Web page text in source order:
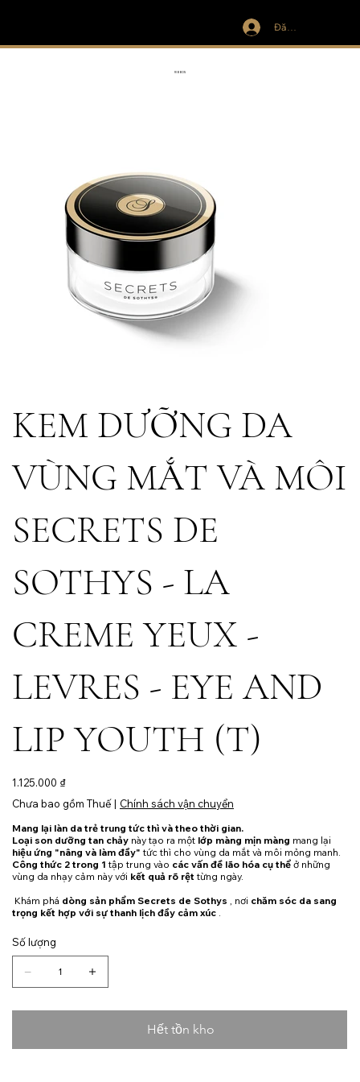
Đăng nhập
RIBBON
KEM DƯỠNG DA
VÙNG MẮT VÀ MÔI
SECRETS DE
SOTHYS - LA
CREME YEUX -
LEVRES - EYE AND
LIP YOUTH (T)
Giá
1.125.000 ₫
Chưa bao gồm Thuế | Chính sách vận chuyển
Mang lại làn da trẻ trung tức thì và theo thời gian.
Loại son dưỡng tan chảy này tạo ra một lớp màng mịn màng mang lại
hiệu ứng "nâng và làm đầy" tức thì cho vùng da mắt và môi mỏng manh.
Công thức 2 trong 1 tập trung vào các vấn đề lão hóa cụ thể ở những
vùng da nhạy cảm này với kết quả rõ rệt từng ngày.
Khám phá dòng sản phẩm Secrets de Sothys , nơi chăm sóc da sang
trọng kết hợp với sự thanh lịch đầy cảm xúc
Số lượng
Hết tồn kho